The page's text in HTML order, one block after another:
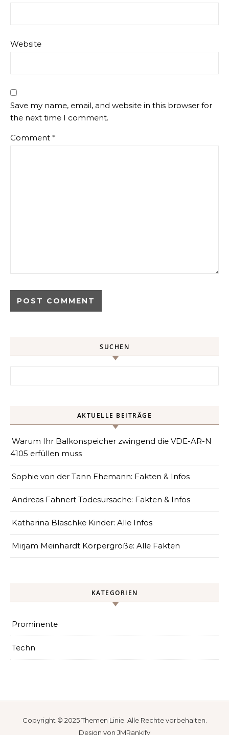
Website
Save my name, email, and website in this browser for
the next time I comment.
Comment *
SUCHEN
AKTUELLE BEITRÄGE
Warum Ihr Balkonspeicher zwingend die VDE-AR-N
4105 erfüllen muss
Sophie von der Tann Ehemann: Fakten & Infos
Andreas Fahnert Todesursache: Fakten & Infos
Katharina Blaschke Kinder: Alle Infos
Mirjam Meinhardt Körpergröße: Alle Fakten
KATEGORIEN
Prominente
Techn
Copyright © 2025Themen Linie. Alle Rechte vorbehalten.
Design von JMRankify